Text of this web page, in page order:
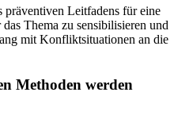
präventiven Leitfadens für eine
Thema zu sensibilisieren und
mit Konfliktsituationen an die
Methoden werden